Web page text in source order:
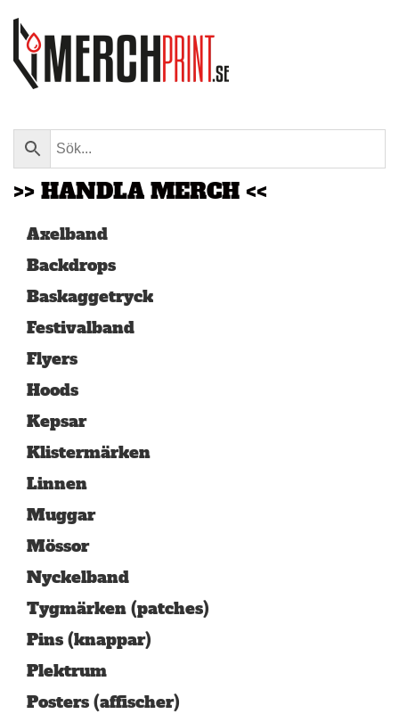
Skip to main content
>> HANDLA MERCH <<
Axelband
Backdrops
Baskaggetryck
Festivalband
Flyers
Hoods
Kepsar
Klistermärken
Linnen
Muggar
Mössor
Nyckelband
Tygmärken (patches)
Pins (knappar)
Plektrum
Posters (affischer)